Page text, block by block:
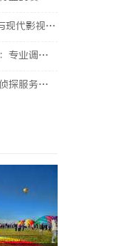
完美结合体验
业现状详细解析
势与实际应用